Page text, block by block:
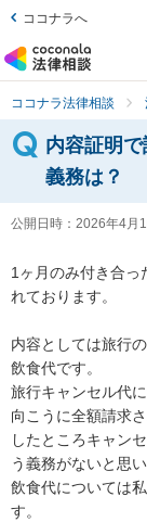
ココナラへ
ココナラ法律相談
内容証明
義務は？
公開日時： 2026年4月
1ヶ月のみ付き合っ
れております。
内容としては旅行
飲食代です。
旅行キャンセル代
向こうに全額請求
したところキャン
う義務がないと思
飲食代については
す。